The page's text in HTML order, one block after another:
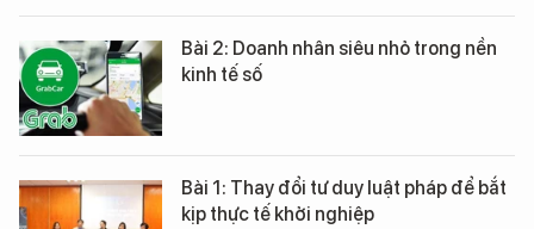
Bài 2: Doanh nhân siêu nhỏ trong nền
kinh tế số
Bài 1: Thay đổi tư duy luật pháp để bắt
kịp thực tế khởi nghiệp